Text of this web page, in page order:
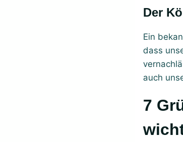
Der
Ein
dass
auch
7 Gründe, warum Selbstliebe und Achtsamkeit so